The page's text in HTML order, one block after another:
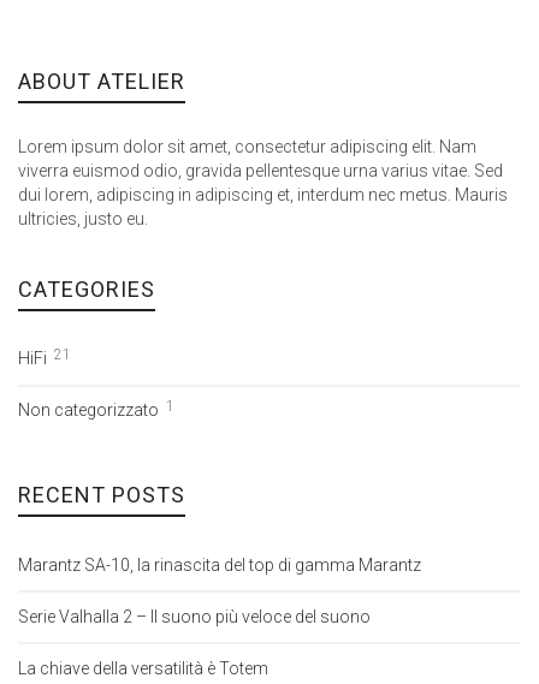
ABOUT ATELIER
Lorem ipsum dolor sit amet, consectetur adipiscing elit. Nam
viverra euismod odio, gravida pellentesque urna varius vitae. Sed
dui lorem, adipiscing in adipiscing et, interdum nec metus. Mauris
ultricies, justo eu.
CATEGORIES
HiFi 21
Non categorizzato 1
RECENT POSTS
Marantz SA-10, la rinascita del top di gamma Marantz
Serie Valhalla 2 – Il suono più veloce del suono
La chiave della versatilità è Totem